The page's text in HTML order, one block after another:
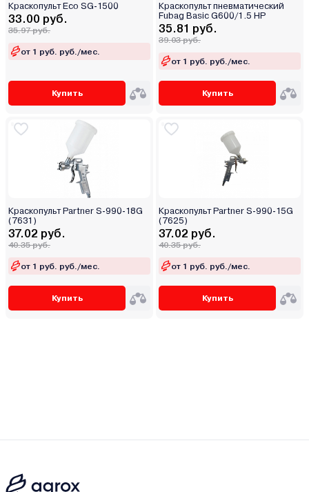
Краскопульт Eco SG-1500
33.00 руб.
35.97 руб.
от 1 руб. руб./мес.
Купить
Краскопульт пневматический
Fubag Basic G600/1.5 HP
35.81 руб.
39.03 руб.
от 1 руб. руб./мес.
Купить
Краскопульт Partner S-990-18G
(7631)
37.02 руб.
40.35 руб.
от 1 руб. руб./мес.
Купить
Краскопульт Partner S-990-15G
(7625)
37.02 руб.
40.35 руб.
от 1 руб. руб./мес.
Купить